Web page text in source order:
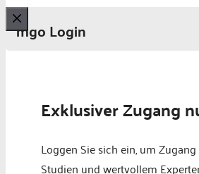
mgo Login
Schließen
Exklusiver Zugang
Loggen Sie sich ein, um
Studien und wertvollem